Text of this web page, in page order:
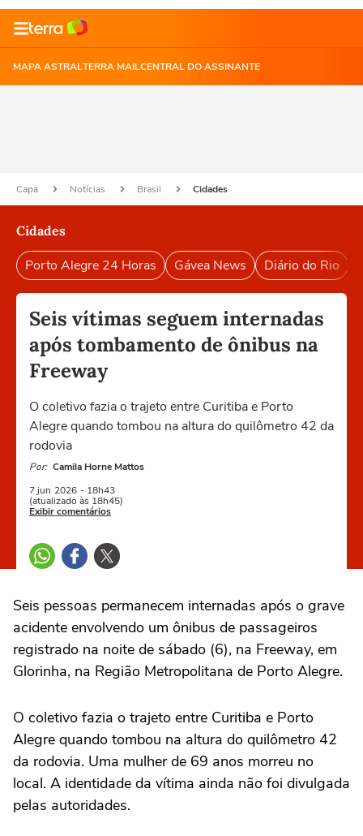
MAPA ASTRALTERRA MAILCENTRAL DO ASSINANTE
Capa Notícias Brasil Cidades
Cidades
Porto Alegre 24 Horas Gávea News Diário do Rio
Seis vítimas seguem internadas
após tombamento de ônibus na
Freeway
O coletivo fazia o trajeto entre Curitiba e Porto
Alegre quando tombou na altura do quilômetro 42 da
rodovia
Por: Camila Horne Mattos
7 jun 2026 - 18h43
(atualizado às 18h45)
Exibir comentários
Seis pessoas permanecem internadas após o grave
acidente envolvendo um ônibus de passageiros
registrado na noite de sábado (6), na Freeway, em
Glorinha, na Região Metropolitana de Porto Alegre.
O coletivo fazia o trajeto entre Curitiba e Porto
Alegre quando tombou na altura do quilômetro 42
da rodovia. Uma mulher de 69 anos morreu no
local. A identidade da vítima ainda não foi divulgada
pelas autoridades.